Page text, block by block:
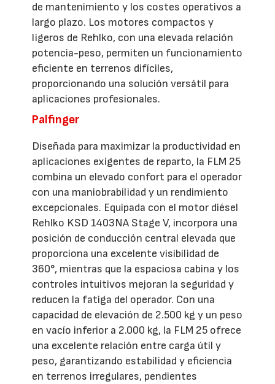
de mantenimiento y los costes operativos a
largo plazo. Los motores compactos y
ligeros de Rehlko, con una elevada relación
potencia-peso, permiten un funcionamiento
eficiente en terrenos difíciles,
proporcionando una solución versátil para
aplicaciones profesionales.
Palfinger
Diseñada para maximizar la productividad en
aplicaciones exigentes de reparto, la FLM 25
combina un elevado confort para el operador
con una maniobrabilidad y un rendimiento
excepcionales. Equipada con el motor diésel
Rehlko KSD 1403NA Stage V, incorpora una
posición de conducción central elevada que
proporciona una excelente visibilidad de
360°, mientras que la espaciosa cabina y los
controles intuitivos mejoran la seguridad y
reducen la fatiga del operador. Con una
capacidad de elevación de 2.500 kg y un peso
en vacío inferior a 2.000 kg, la FLM 25 ofrece
una excelente relación entre carga útil y
peso, garantizando estabilidad y eficiencia
en terrenos irregulares, pendientes